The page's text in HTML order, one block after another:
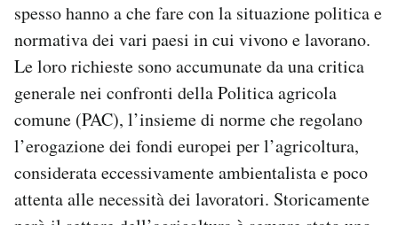
spesso hanno a che fare con la situazione politica e
normativa dei vari paesi in cui vivono e lavorano.
Le loro richieste sono accumunate da una critica
generale nei confronti della Politica agricola
comune (PAC), l’insieme di norme che regolano
l’erogazione dei fondi europei per l’agricoltura,
considerata eccessivamente ambientalista e poco
attenta alle necessità dei lavoratori. Storicamente